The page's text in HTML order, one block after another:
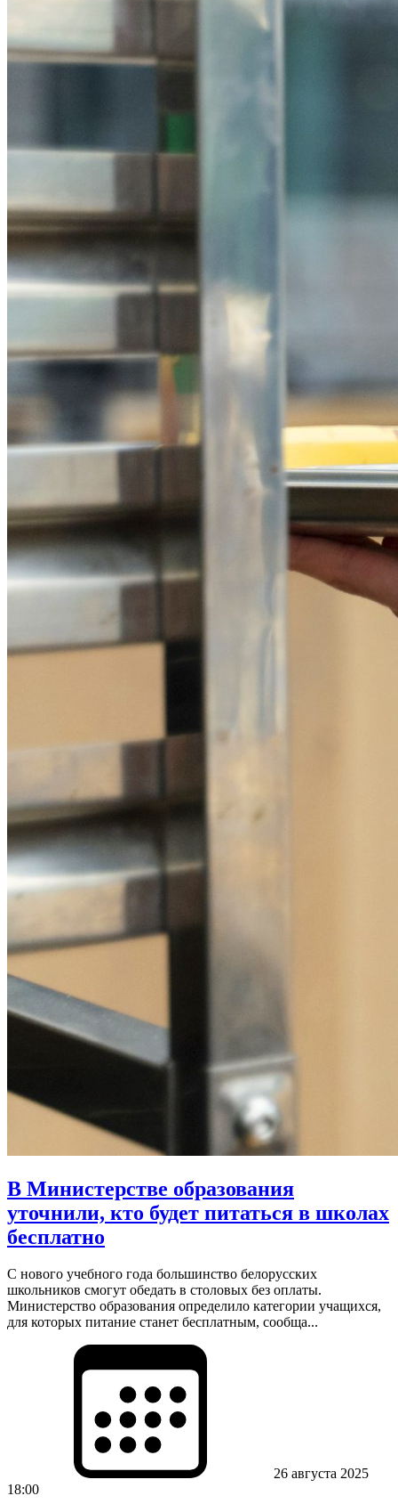
В Министерстве образования
уточнили, кто будет питаться в школах
бесплатно
С нового учебного года большинство белорусских
школьников смогут обедать в столовых без оплаты.
Министерство образования определило категории учащихся,
для которых питание станет бесплатным, сообща...
26 августа 2025
18:00